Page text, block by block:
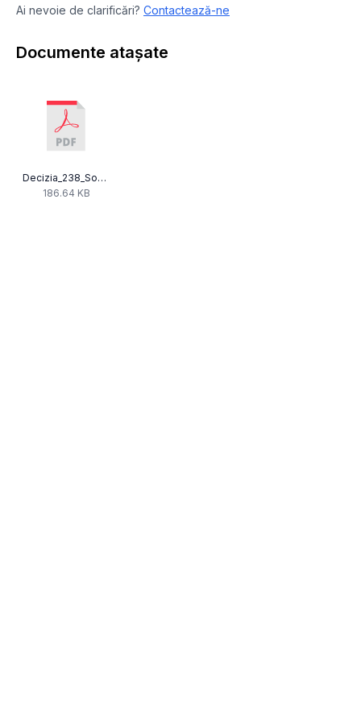
Ai nevoie de clarificări? Contactează-ne
Documente atașate
Decizia_238_Som_Dec_412_Super_TV.pdf
186.64 KB